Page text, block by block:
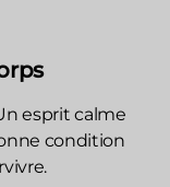
esprit calme
condition